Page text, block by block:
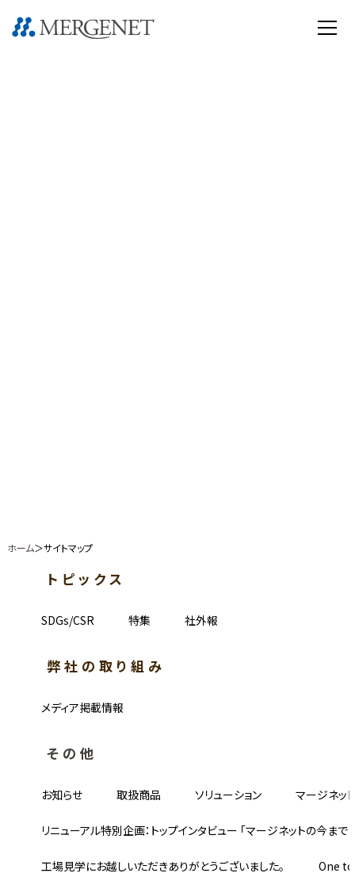
ホーム＞サイトマップ
トピックス
SDGs/CSR 特集 社外報
弊社の取り組み
メディア掲載情報
その他
お知らせ 取扱商品 ソリューション マージネッ
リニューアル特別企画：トップインタビュー 「マージネットの今まで
工場見学にお越しいただきありがとうございました。 One